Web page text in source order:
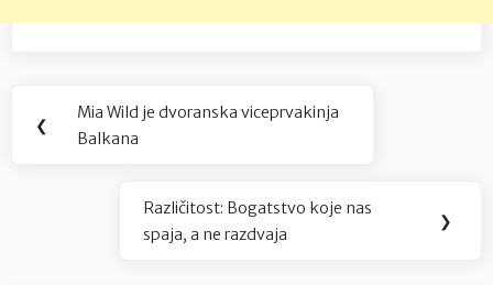
Navigacija
objava
❮
Previous
Post:
Mia Wild je dvoranska viceprvakinja
Balkana
Next
Post:
Različitost: Bogatstvo koje nas
spaja, a ne razdvaja
❯